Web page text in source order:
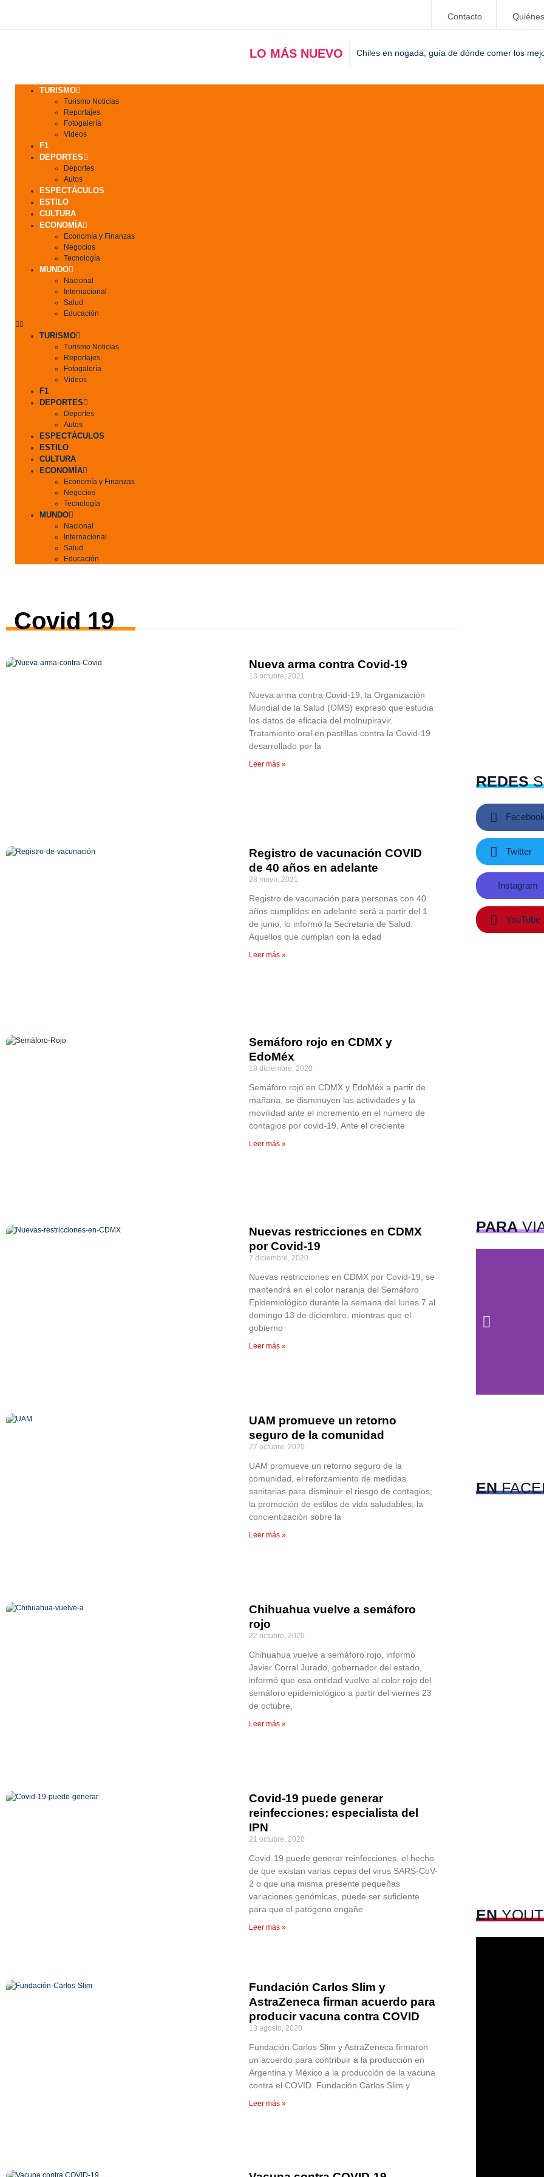
Contacto
LO MÁS NUEVO Chiles en nogada, guía de dónde comer los
TURISMO
Turismo Noticias
Reportajes
Fotogalería
Videos
F1
DEPORTES
Deportes
Autos
ESPECTÁCULOS
ESTILO
CULTURA
ECONOMÍA
Economía y Finanzas
Negocios
Tecnología
MUNDO
Nacional
Internacional
Salud
Educación
TURISMO
Turismo Noticias
Reportajes
Fotogalería
Videos
F1
DEPORTES
Deportes
Autos
ESPECTÁCULOS
ESTILO
CULTURA
ECONOMÍA
Economía y Finanzas
Negocios
Tecnología
MUNDO
Nacional
Internacional
Salud
Educación
Covid 19
Nueva arma contra Covid-19
13 octubre, 2021
Nueva arma contra Covid-19, la Organización
Mundial de la Salud (OMS) expresó que estudia
los datos de eficacia del molnupiravir.
Tratamiento oral en pastillas contra la Covid-19
desarrollado por la
Leer más »
Registro de vacunación COVID
de 40 años en adelante
28 mayo, 2021
Registro de vacunación para personas con 40
años cumplidos en adelante será a partir del 1
de junio, lo informó la Secretaría de Salud.
Aquellos que cumplan con la edad
Leer más »
Semáforo rojo en CDMX y
EdoMéx
18 diciembre, 2020
Semáforo rojo en CDMX y EdoMéx a partir de
mañana, se disminuyen las actividades y la
movilidad ante el incremento en el número de
contagios por covid-19. Ante el creciente
Leer más »
Nuevas restricciones en CDMX
por Covid-19
7 diciembre, 2020
Nuevas restricciones en CDMX por Covid-19, se
mantendrá en el color naranja del Semáforo
Epidemiológico durante la semana del lunes 7 al
domingo 13 de diciembre, mientras que el
gobierno
Leer más »
UAM promueve un retorno
seguro de la comunidad
27 octubre, 2020
UAM promueve un retorno seguro de la
comunidad, el reforzamiento de medidas
sanitarias para disminuir el riesgo de contagios;
la promoción de estilos de vida saludables; la
concientización sobre la
Leer más »
Chihuahua vuelve a semáforo
rojo
22 octubre, 2020
Chihuahua vuelve a semáforo rojo, informó
Javier Corral Jurado, gobernador del estado,
informó que esa entidad vuelve al color rojo del
semáforo epidemiológico a partir del viernes 23
de octubre,
Leer más »
Covid-19 puede generar
reinfecciones: especialista del
IPN
21 octubre, 2020
Covid-19 puede generar reinfecciones, el hecho
de que existan varias cepas del virus SARS-CoV-
2 o que una misma presente pequeñas
variaciones genómicas, puede ser suficiente
para que el patógeno engañe
Leer más »
Fundación Carlos Slim y
AstraZeneca firman acuerdo para
producir vacuna contra COVID
13 agosto, 2020
Fundación Carlos Slim y AstraZeneca firmaron
un acuerdo para contribuir a la producción en
Argentina y México a la producción de la vacuna
contra el COVID. Fundación Carlos Slim y
Leer más »
REDES
Twitter
Instagram
YouTube
PARA
EN
EN